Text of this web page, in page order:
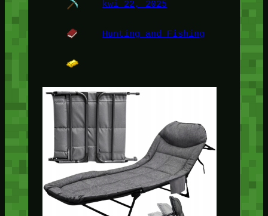
kwi 22, 2025
Hunting and Fishing